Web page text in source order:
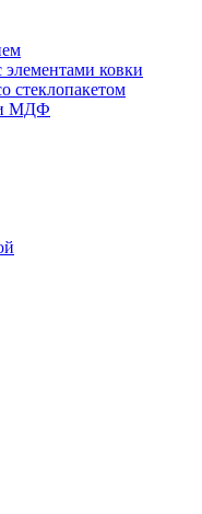
ковки
стеклопакетом
и МДФ